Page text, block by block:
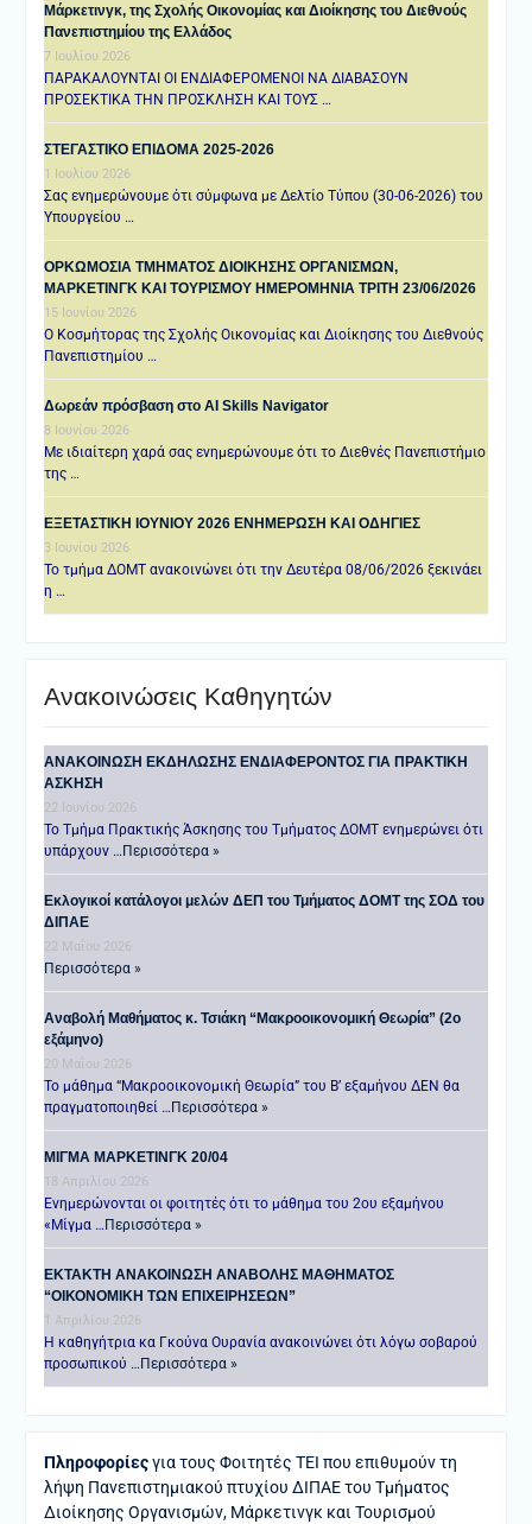
Μάρκετινγκ, της Σχολής Οικονομίας και Διοίκησης του Διεθνούς
Πανεπιστημίου της Ελλάδος
7 Ιουλίου 2026
ΠΑΡΑΚΑΛΟΥΝΤΑΙ ΟΙ ΕΝΔΙΑΦΕΡΟΜΕΝΟΙ ΝΑ ΔΙΑΒΑΣΟΥΝ
ΠΡΟΣΕΚΤΙΚΑ ΤΗΝ ΠΡΟΣΚΛΗΣΗ ΚΑΙ ΤΟΥΣ …
ΣΤΕΓΑΣΤΙΚΟ ΕΠΙΔΟΜΑ 2025-2026
1 Ιουλίου 2026
Σας ενημερώνουμε ότι σύμφωνα με Δελτίο Τύπου (30-06-2026) του
Υπουργείου …
ΟΡΚΩΜΟΣΙΑ ΤΜΗΜΑΤΟΣ ΔΙΟΙΚΗΣΗΣ ΟΡΓΑΝΙΣΜΩΝ,
ΜΑΡΚΕΤΙΝΓΚ ΚΑΙ ΤΟΥΡΙΣΜΟΥ ΗΜΕΡΟΜΗΝΙΑ TΡΙΤΗ 23/06/2026
15 Ιουνίου 2026
Ο Κοσμήτορας της Σχολής Οικονομίας και Διοίκησης του Διεθνούς
Πανεπιστημίου …
Δωρεάν πρόσβαση στο AI Skills Navigator
8 Ιουνίου 2026
Με ιδιαίτερη χαρά σας ενημερώνουμε ότι το Διεθνές Πανεπιστήμιο
της …
ΕΞΕΤΑΣΤΙΚΗ IOYNIOY 2026 ΕΝΗΜΕΡΩΣΗ ΚΑΙ ΟΔΗΓΙΕΣ
3 Ιουνίου 2026
Το τμήμα ΔΟΜΤ ανακοινώνει ότι την Δευτέρα 08/06/2026 ξεκινάει
η …
Ανακοινώσεις Καθηγητών
ANAKOINΩΣΗ ΕΚΔΗΛΩΣΗΣ ΕΝΔΙΑΦΕΡΟΝΤΟΣ ΓΙΑ ΠΡΑΚΤΙΚΗ
ΑΣΚΗΣΗ
22 Ιουνίου 2026
Το Τμήμα Πρακτικής Άσκησης του Τμήματος ΔΟΜΤ ενημερώνει ότι
υπάρχουν …Περισσότερα »
Εκλογικοί κατάλογοι μελών ΔΕΠ του Τμήματος ΔΟΜΤ της ΣΟΔ του
ΔΙΠΑΕ
22 Μαΐου 2026
Περισσότερα »
Αναβολή Μαθήματος κ. Τσιάκη “Μακροοικονομική Θεωρία” (2ο
εξάμηνο)
20 Μαΐου 2026
Το μάθημα “Μακροοικονομική Θεωρία” του Β’ εξαμήνου ΔΕΝ θα
πραγματοποιηθεί …Περισσότερα »
ΜΙΓΜΑ ΜΑΡΚΕΤΙΝΓΚ 20/04
18 Απριλίου 2026
Ενημερώνονται οι φοιτητές ότι το μάθημα του 2ου εξαμήνου
«Μίγμα …Περισσότερα »
ΕΚΤΑΚΤΗ ΑΝΑΚΟΙΝΩΣΗ ΑΝΑΒΟΛΗΣ ΜΑΘΗΜΑΤΟΣ
“ΟΙΚΟΝΟΜΙΚΗ ΤΩΝ ΕΠΙΧΕΙΡΗΣΕΩΝ”
1 Απριλίου 2026
Η καθηγήτρια κα Γκούνα Ουρανία ανακοινώνει ότι λόγω σοβαρού
προσωπικού …Περισσότερα »
Πληροφορίεςγια τους Φοιτητές ΤΕΙ που επιθυμούν τη
λήψη Πανεπιστημιακού πτυχίου ΔΙΠΑΕ του Τμήματος
Διοίκησης Οργανισμών, Μάρκετινγκ και Τουρισμού